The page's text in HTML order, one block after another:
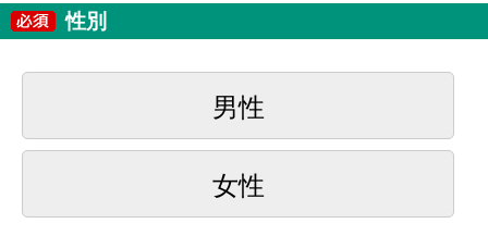
性別
男性
女性